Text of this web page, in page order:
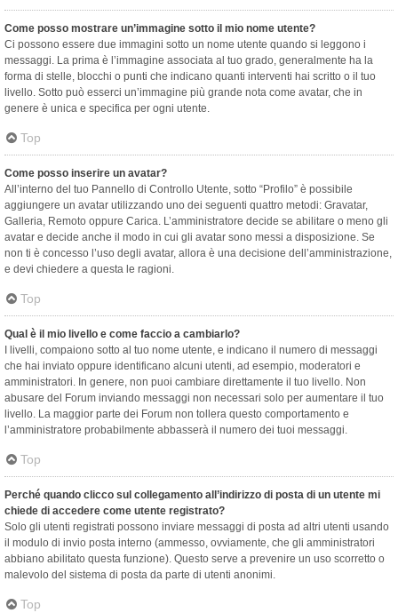
Come posso mostrare un’immagine sotto il mio nome utente?
Ci possono essere due immagini sotto un nome utente quando si leggono i
messaggi. La prima è l’immagine associata al tuo grado, generalmente ha la
forma di stelle, blocchi o punti che indicano quanti interventi hai scritto o il tuo
livello. Sotto può esserci un’immagine più grande nota come avatar, che in
genere è unica e specifica per ogni utente.
Top
Come posso inserire un avatar?
All’interno del tuo Pannello di Controllo Utente, sotto “Profilo” è possibile
aggiungere un avatar utilizzando uno dei seguenti quattro metodi: Gravatar,
Galleria, Remoto oppure Carica. L’amministratore decide se abilitare o meno gli
avatar e decide anche il modo in cui gli avatar sono messi a disposizione. Se
non ti è concesso l’uso degli avatar, allora è una decisione dell’amministrazione,
e devi chiedere a questa le ragioni.
Top
Qual è il mio livello e come faccio a cambiarlo?
I livelli, compaiono sotto al tuo nome utente, e indicano il numero di messaggi
che hai inviato oppure identificano alcuni utenti, ad esempio, moderatori e
amministratori. In genere, non puoi cambiare direttamente il tuo livello. Non
abusare del Forum inviando messaggi non necessari solo per aumentare il tuo
livello. La maggior parte dei Forum non tollera questo comportamento e
l’amministratore probabilmente abbasserà il numero dei tuoi messaggi.
Top
Perché quando clicco sul collegamento all’indirizzo di posta di un utente mi
chiede di accedere come utente registrato?
Solo gli utenti registrati possono inviare messaggi di posta ad altri utenti usando
il modulo di invio posta interno (ammesso, ovviamente, che gli amministratori
abbiano abilitato questa funzione). Questo serve a prevenire un uso scorretto o
malevolo del sistema di posta da parte di utenti anonimi.
Top